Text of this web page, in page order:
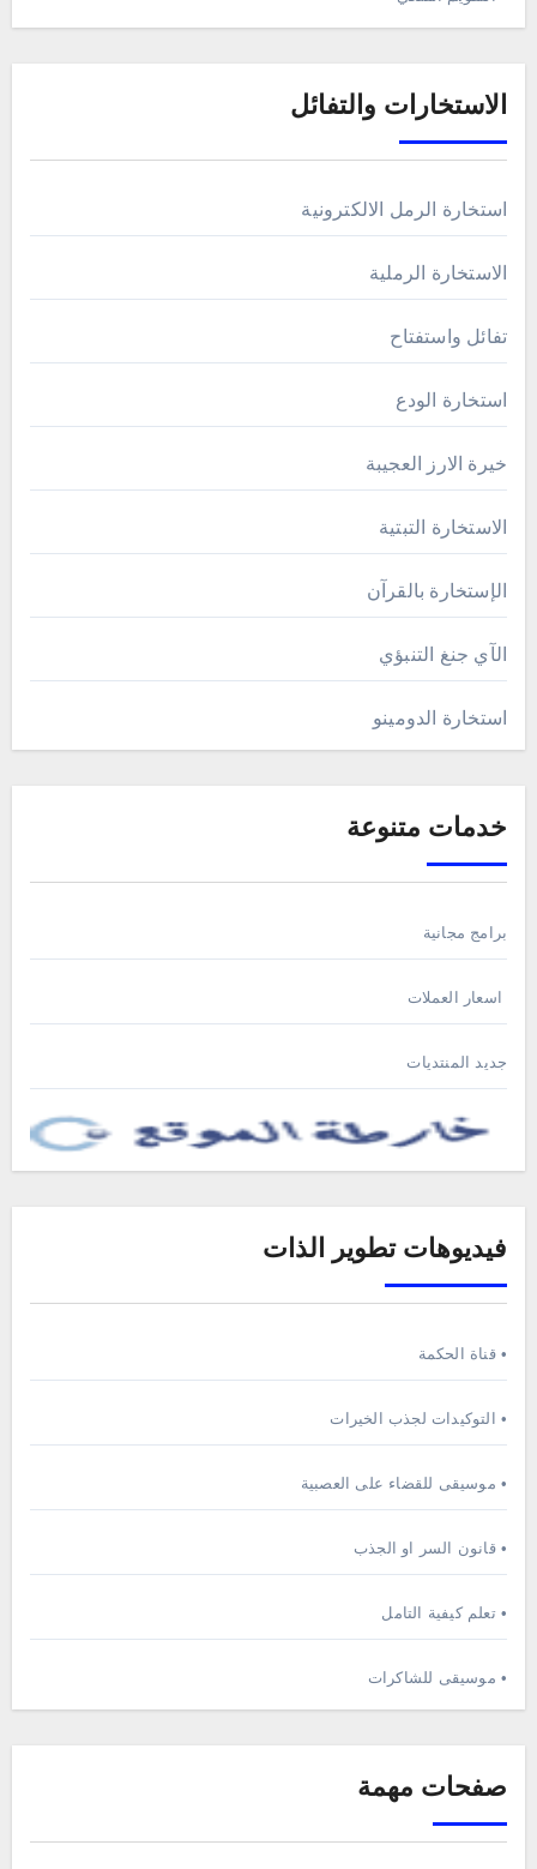
الاستخارات والتفائل
استخارة الرمل الالكترونية
الاستخارة الرملية
تفائل واستفتاح
استخارة الودع
خيرة الارز العجيبة
الاستخارة التبتية
الإستخارة بالقرآن
الآي جنغ التنبؤي
استخارة الدومينو
خدمات متنوعة
برامج مجانية
اسعار العملات
جديد المنتديات
فيديوهات تطوير الذات
• قناة الحكمة
• التوكيدات لجذب الخيرات
• موسيقى للقضاء على العصبية
• قانون السر او الجذب
• تعلم كيفية التامل
• موسيقى للشاكرات
صفحات مهمة